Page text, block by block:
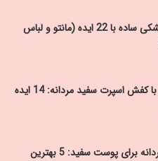
تزیین لباس مشکی ساده با 22 ایده (مانتو و لباس
لباس مجلسی با کفش اسپرت سفید مردانه: 14 ایده
رنگ پیراهن مردانه برای پوست سفید: 5 بهترین